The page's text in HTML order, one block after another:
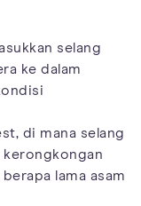
selang
ke dalam
di mana selang
kerongkongan
lama asam